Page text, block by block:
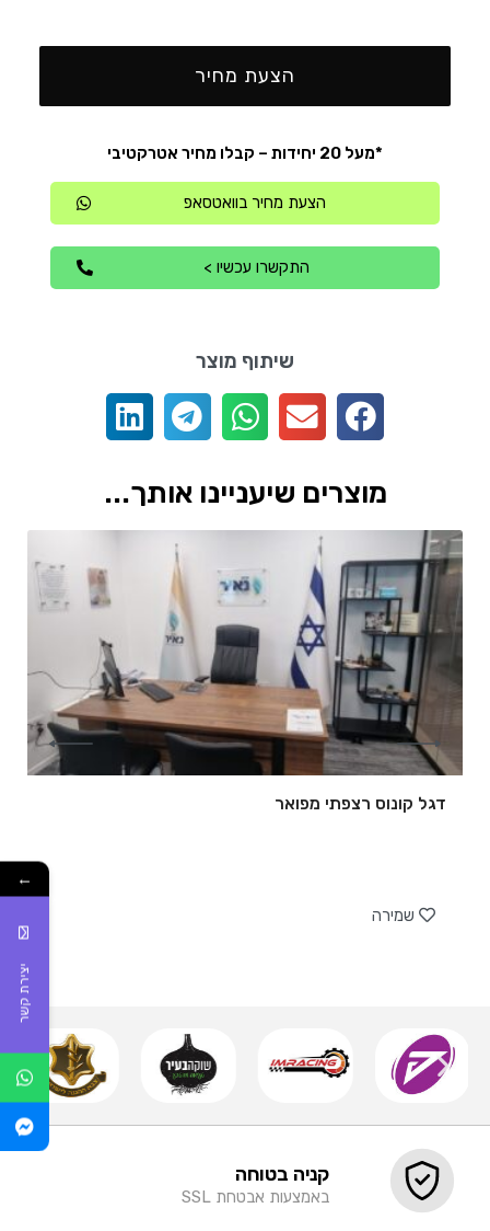
הצעת מחיר
*מעל 20 יחידות – קבלו מחיר אטרקטיבי
הצעת מחיר בוואטסאפ
התקשרו עכשיו >
שיתוף מוצר
מוצרים שיעניינו אותך...
דגל קונוס רצפתי מפואר
שמירה
קניה בטוחה
באמצעות אבטחת SSL
←
יצירת קשר